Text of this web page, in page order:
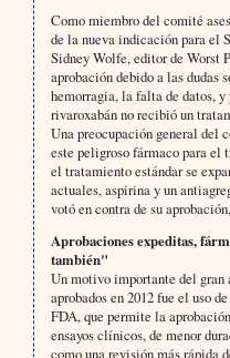
Como miembro del comité
de la nueva indicación para el
Sidney Wolfe, editor de Worst
aprobación debido a las dudas
hemorragia, la falta de datos, y
rivaroxabán no recibió un
Una preocupación general del
este peligroso fármaco para
el tratamiento estándar se
actuales, aspirina y un
votó en contra de su
Aprobaciones expeditas,
también"
Un motivo importante del gran
aprobados en 2012 fue el uso
FDA, que permite la
ensayos clínicos, de menor
como una revisión más rápida